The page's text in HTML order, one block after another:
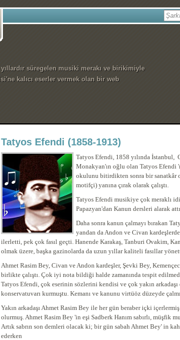
süregelen musiki merakı ve birikimiyle
kalıcı eserler vermek olan bir web
Tatyos Efendi (1858-1913)
Tatyos Efendi, 1858 yılında
Monakyan'ın oğlu olan Tatyos Efendi
okulunu bitirdikten sonra bir sanatkâr
motifçi) yanına çırak
Tatyos Efendi musikiye çok meraklı
Papazyan'dan Kanun dersleri alarak
Daha sonra kanun çalmayı bırakan
yandan da Andon ve Civan
ilerletti, pek çok fasıl geçti. Hanende Karakaş, Tanburi Ovakim,
olmak üzere, başka gazinolarda da uzun yıllar kaliteli
Ahmet Rasim Bey, Civan ve Andon kardeşler, Şevki Bey,
birlikte çalıştı. Çok iyi nota bildiği halde zamanında tespit
Tatyos Efendi, çok eserinin sözlerini kendisi ve çok yakın
konservatuvarı kurmuştu. Kemanı ve kanunu
Yakın arkadaşı Ahmet Rasim Bey ile her gün beraber içki
olurmuş. Ahmet Rasim Bey 'in eşi Sadberk Hanım sabırlı, müşfik
Artık sabrın son demleri olacak ki; bir gün sabah Ahmet Bey' in
ederken